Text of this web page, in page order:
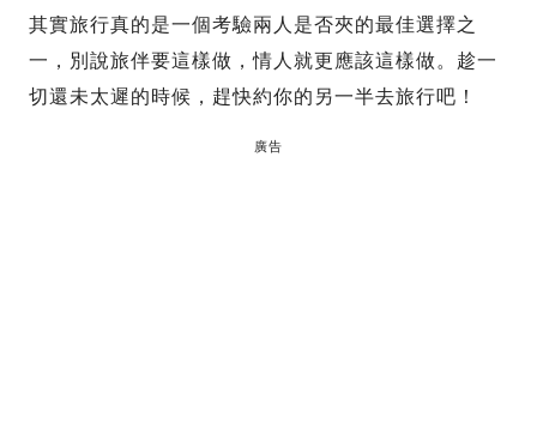
其實旅行真的是一個考驗兩人是否夾的最佳選擇之
一，別說旅伴要這樣做，情人就更應該這樣做。趁一
切還未太遲的時候，趕快約你的另一半去旅行吧！
廣告